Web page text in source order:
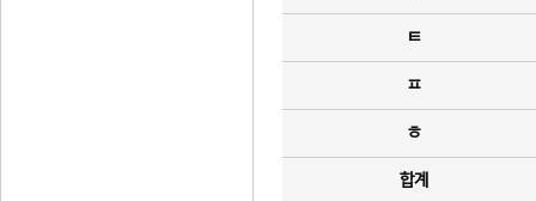
ㅌ
ㅍ
ㅎ
합계